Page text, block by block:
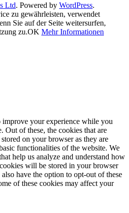
Ltd. Powered by WordPress.
zu gewährleisten, verwendet
Sie auf der Seite weitersurfen,
zu.OK Mehr Informationen
improve your experience while you
Out of these, the cookies that are
on your browser as they are
functionalities of the website. We
help us analyze and understand how
will be stored in your browser
have the option to opt-out of these
of these cookies may affect your